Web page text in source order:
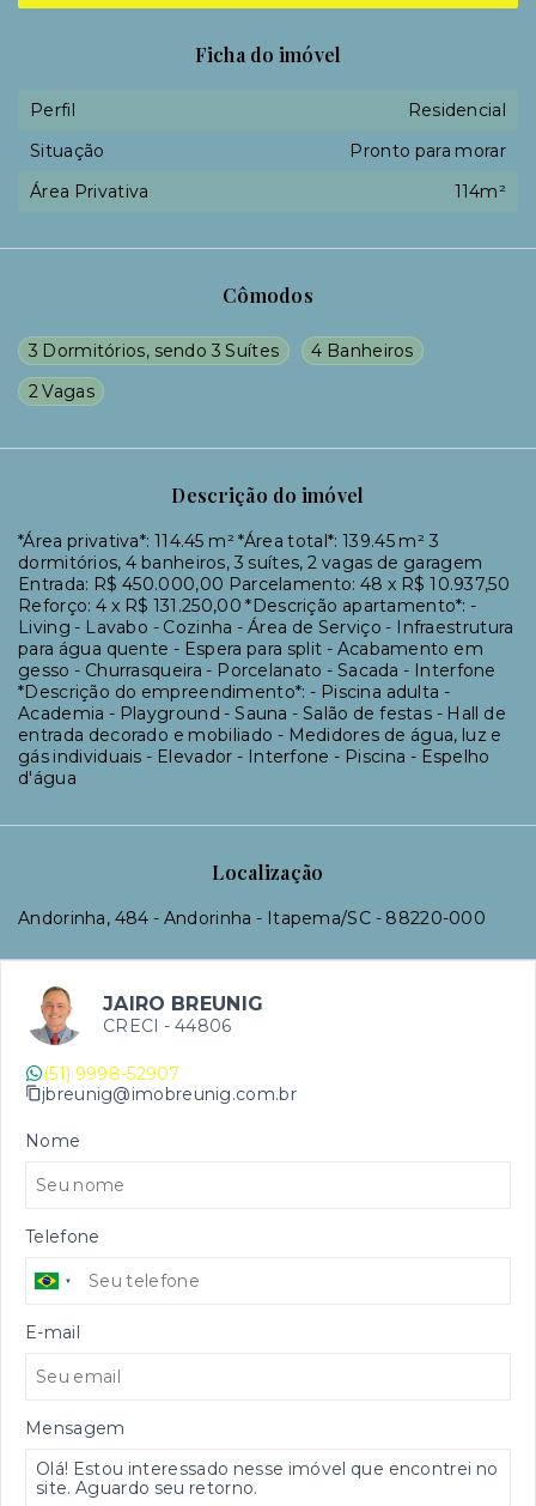
Cômodos
3 Dormitórios, sendo 3 Suítes
4 Banheiros
2 Vagas
Descrição do imóvel
*Área privativa*: 114.45 m² *Área total*: 139.45 m² 3
dormitórios, 4 banheiros, 3 suítes, 2 vagas de garagem
Entrada: R$ 450.000,00 Parcelamento: 48 x R$ 10.937,50
Reforço: 4 x R$ 131.250,00 *Descrição apartamento*: -
Living - Lavabo - Cozinha - Área de Serviço - Infraestrutura
para água quente - Espera para split - Acabamento em
gesso - Churrasqueira - Porcelanato - Sacada - Interfone
*Descrição do empreendimento*: - Piscina adulta -
Academia - Playground - Sauna - Salão de festas - Hall de
entrada decorado e mobiliado - Medidores de água, luz e
gás individuais - Elevador - Interfone - Piscina - Espelho
d'água
Localização
Andorinha, 484 - Andorinha - Itapema/SC - 88220-000
Ficha do imóvel
Perfil
Residencial
Situação
Pronto para morar
Área Privativa
114m²
JAIRO BREUNIG
CRECI - 44806
(51) 9998-52907
jbreunig@imobreunig.com.br
Nome
Telefone
E-mail
Mensagem